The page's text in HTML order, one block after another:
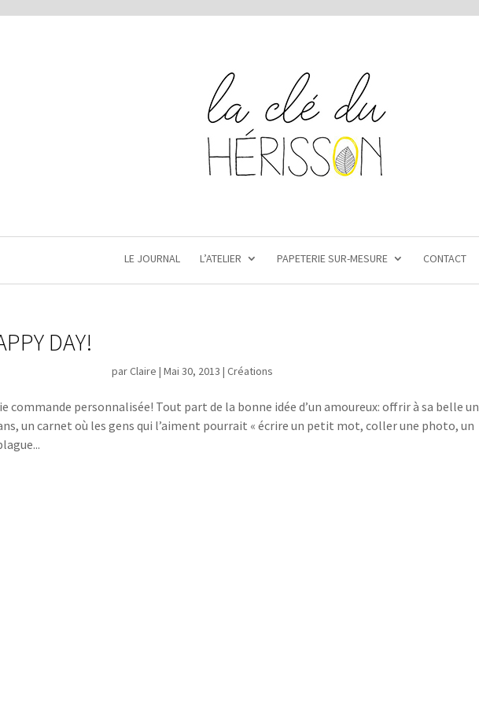
LE JOURNAL L’ATELIER PAPETERIE SUR-MESURE CONTACT
DAY!
parClaire |Mai 30, 2013 |Créations
commande personnalisée! Tout part de la bonne idée d’un amoureux: offrir à sa belle un
un carnet où les gens qui l’aiment pourrait « écrire un petit mot, coller une photo, un